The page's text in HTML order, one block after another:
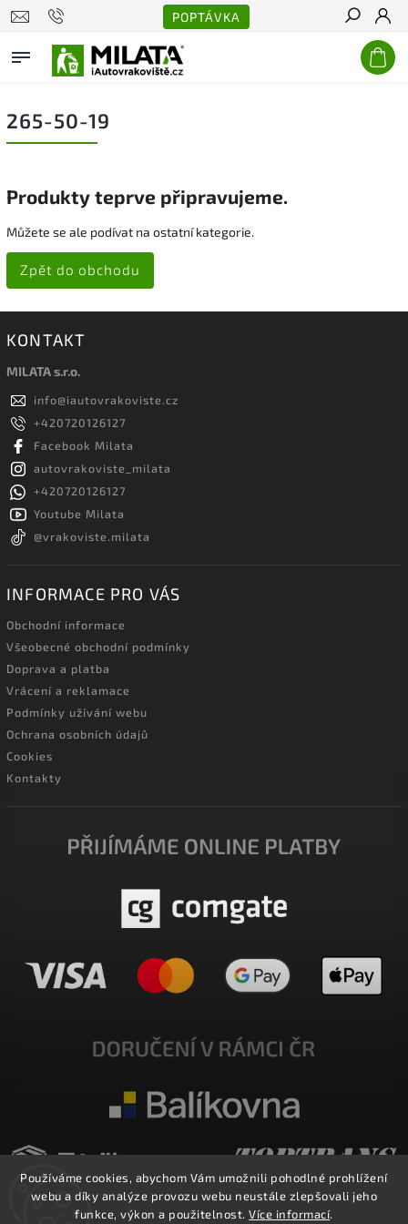
Používáme cookies, abychom Vám umožnili pohodlné prohlížení
webu a díky analýze provozu webu neustále zlepšovali jeho
funkce, výkon a použitelnost.Více informací.
POPTÁVKA
Hledat
265-50-19
Produkty teprve připravujeme.
Můžete se ale podívat na ostatní kategorie.
Zpět do obchodu
KONTAKT
MILATA s.r.o.
info@iautovrakoviste.cz
+420720126127
Facebook Milata
autovrakoviste_milata
+420720126127
Youtube Milata
@vrakoviste.milata
INFORMACE PRO VÁS
Obchodní informace
Všeobecné obchodní podmínky
Doprava a platba
Vrácení a reklamace
Podmínky užívání webu
Ochrana osobních údajů
Cookies
Kontakty